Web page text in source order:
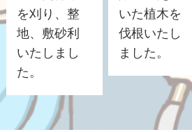
を刈り、整
地、敷砂利
いたしまし
た。
いた植木を
伐根いたし
ました。